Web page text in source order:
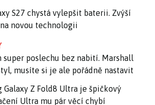
S27 chystá vylepšit baterii. Zvýší
novou technologii
super poslechu bez nabití. Marshall
musíte si je ale pořádně nastavit
Galaxy Z Fold8 Ultra je špičkový
Ultra mu pár věcí chybí